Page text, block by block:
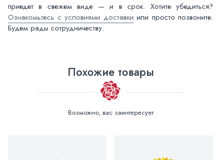
приедет в свежем виде — и в срок. Хотите убедиться?
Ознакомьтесь с условиями доставки или просто позвоните.
Будем рады сотрудничеству.
Похожие товары
Возможно, вас заинтересует